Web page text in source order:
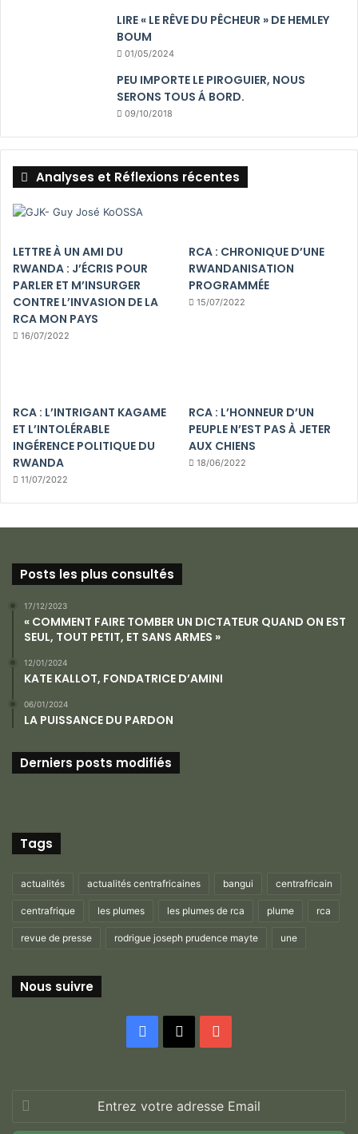
LIRE « LE RÊVE DU PÊCHEUR » DE HEMLEY
BOUM
01/05/2024
PEU IMPORTE LE PIROGUIER, NOUS
SERONS TOUS Á BORD.
09/10/2018
Analyses et Réflexions récentes
LETTRE À UN AMI DU
RWANDA : J’ÉCRIS POUR
PARLER ET M’INSURGER
CONTRE L’INVASION DE LA
RCA MON PAYS
16/07/2022
RCA : CHRONIQUE D’UNE
RWANDANISATION
PROGRAMMÉE
15/07/2022
RCA : L’INTRIGANT KAGAME
ET L’INTOLÉRABLE
INGÉRENCE POLITIQUE DU
RWANDA
11/07/2022
RCA : L’HONNEUR D’UN
PEUPLE N’EST PAS À JETER
AUX CHIENS
18/06/2022
Posts les plus consultés
17/12/2023
« COMMENT FAIRE TOMBER UN DICTATEUR QUAND ON EST
SEUL, TOUT PETIT, ET SANS ARMES »
12/01/2024
KATE KALLOT, FONDATRICE D’AMINI
06/01/2024
LA PUISSANCE DU PARDON
Derniers posts modifiés
Tags
actualités actualités centrafricaines bangui centrafricain
centrafrique les plumes les plumes de rca plume rca
revue de presse rodrigue joseph prudence mayte une
Nous suivre
Facebook
votre
adresse